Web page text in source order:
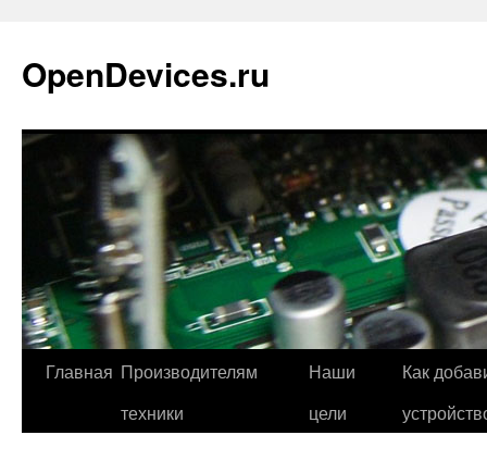
содержимому
OpenDevices.ru
Главная Производителям
техники
Наши
цели
Как